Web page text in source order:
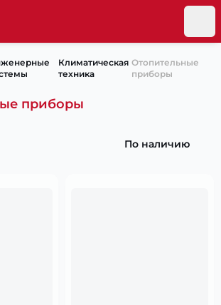
Климатическая
техника
Отопительные
приборы
приборы
По наличию